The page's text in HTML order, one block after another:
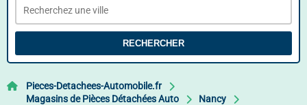
RECHERCHER
Pieces-Detachees-Automobile.fr
Magasins de Pièces Détachées Auto
Nancy